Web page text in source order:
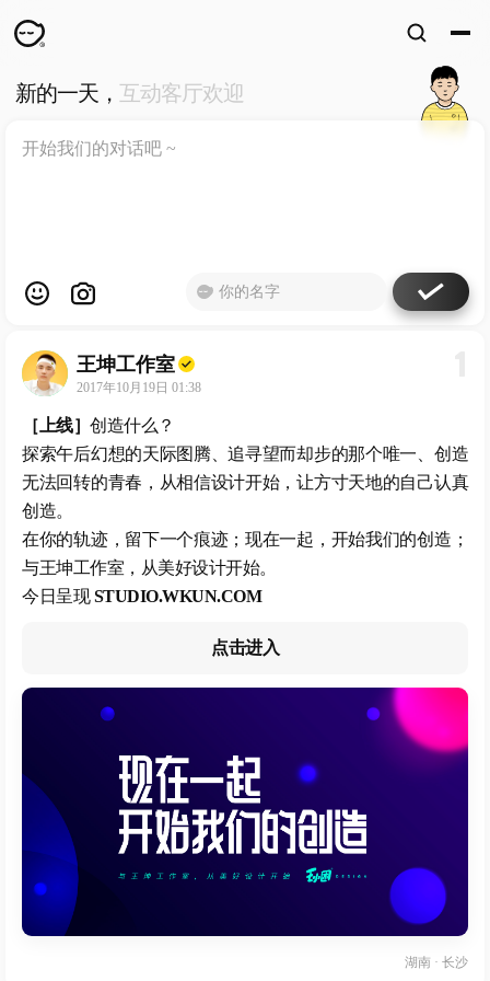
WKUN HOME
ABOUT ME
工作室
新的一天， 互动客厅欢迎
王坤工作室
2017年10月19日 01:38
［上线］ 创造什么？
探索午后幻想的天际图腾、追寻望而却步的那个唯一、创造
无法回转的青春，从相信设计开始，让方寸天地的自己认真
创造。
在你的轨迹，留下一个痕迹；现在一起，开始我们的创造；
与王坤工作室，从美好设计开始。
今日呈现STUDIO.WKUN.COM
点击进入
湖南 · 长沙